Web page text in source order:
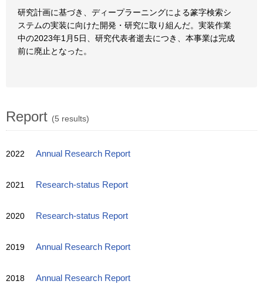
研究計画に基づき、ディープラーニングによる篆字検索シ
ステムの実装に向けた開発・研究に取り組んだ。実装作業
中の2023年1月5日、研究代表者逝去につき、本事業は完成
前に廃止となった。
Report (5 results)
2022 Annual Research Report
2021 Research-status Report
2020 Research-status Report
2019 Annual Research Report
2018 Annual Research Report